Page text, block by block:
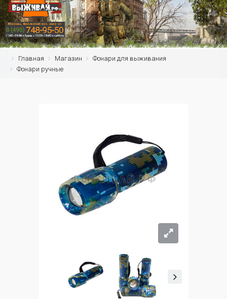
Главная Магазин
Фонари для выживания
Фонари ручные